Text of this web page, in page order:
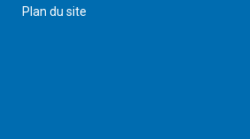
Plan du site